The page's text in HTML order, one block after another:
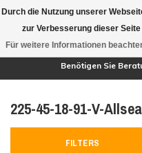
Benötigen Sie
225-45-18-91-V-
FILTERS
Durch die Nutzung unserer
zur Verbesserung dieser Seite
Für weitere Informationen